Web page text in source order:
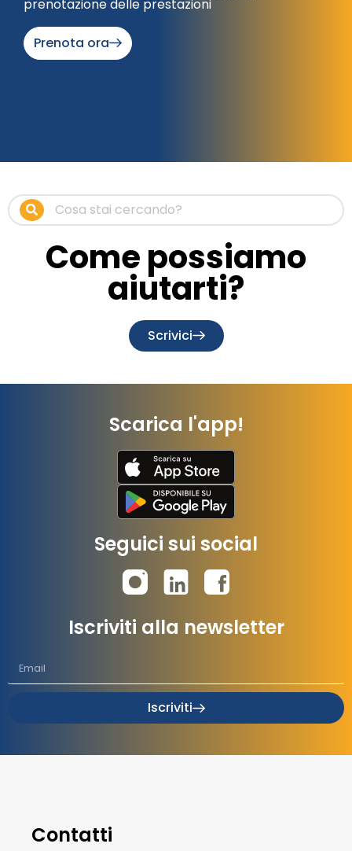
prenotazione delle prestazioni
Prenota ora
Come possiamo
aiutarti?
Scrivici
Scarica l'app!
Seguici sui social
Iscriviti alla newsletter
Iscriviti
Contatti